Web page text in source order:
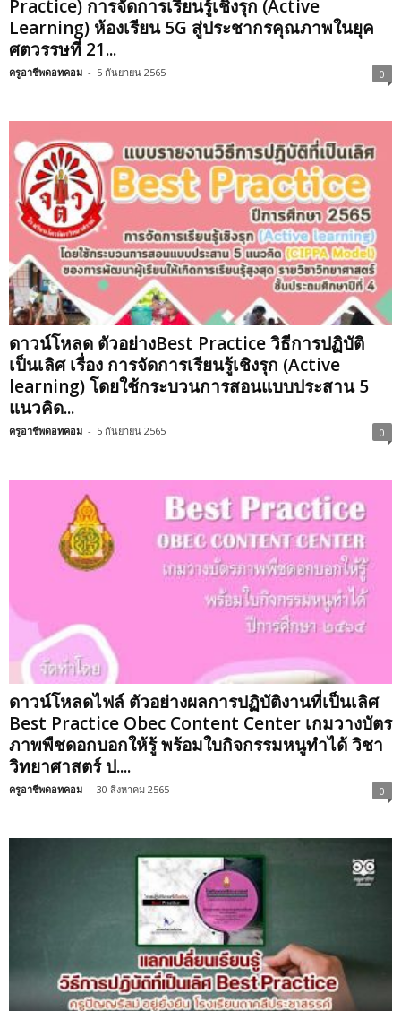
Practice) การจัดการเรียนรู้เชิงรุก (Active
Learning) ห้องเรียน 5G สู่ประชากรคุณภาพในยุค
ศตวรรษที่ 21...
ครูอาชีพดอทคอม - 5 กันยายน 2565 0
ดาวน์โหลด ตัวอย่างBest Practice วิธีการปฏิบัติ
เป็นเลิศ เรื่อง การจัดการเรียนรู้เชิงรุก (Active
learning) โดยใช้กระบวนการสอนแบบประสาน 5
แนวคิด...
ครูอาชีพดอทคอม - 5 กันยายน 2565 0
ดาวน์โหลดไฟล์ ตัวอย่างผลการปฏิบัติงานที่เป็นเลิศ
Best Practice Obec Content Center เกมวางบัตร
ภาพพืชดอกบอกให้รู้ พร้อมใบกิจกรรมหนูทำได้ วิชา
วิทยาศาสตร์ ป....
ครูอาชีพดอทคอม - 30 สิงหาคม 2565 0